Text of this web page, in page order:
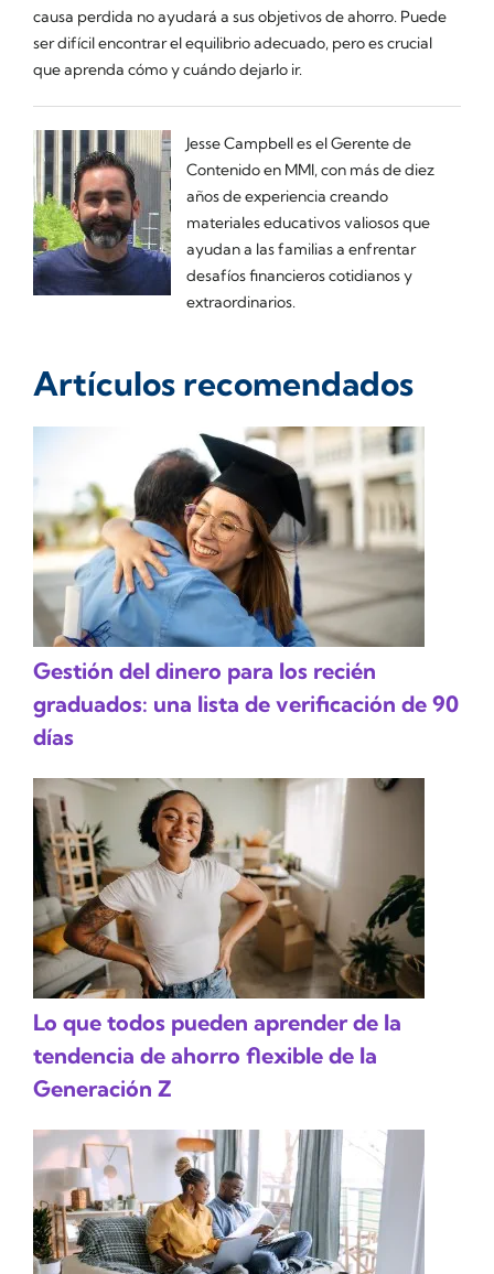
causa perdida no ayudará a sus objetivos de ahorro. Puede
ser difícil encontrar el equilibrio adecuado, pero es crucial
que aprenda cómo y cuándo dejarlo ir.
Jesse Campbell es el Gerente de
Contenido en MMI, con más de diez
años de experiencia creando
materiales educativos valiosos que
ayudan a las familias a enfrentar
desafíos financieros cotidianos y
extraordinarios.
Artículos recomendados
Gestión del dinero para los recién
graduados: una lista de verificación de 90
días
Lo que todos pueden aprender de la
tendencia de ahorro flexible de la
Generación Z